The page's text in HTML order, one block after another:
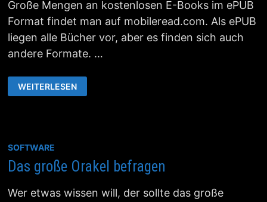
Große Mengen an kostenlosen E-Books im ePUB
Format findet man auf mobileread.com. Als ePUB
liegen alle Bücher vor, aber es finden sich auch
andere Formate. …
KOSTENLOSE
EBOOKS
WEITERLESEN
SOFTWARE
Das große Orakel befragen
Wer etwas wissen will, der sollte das große